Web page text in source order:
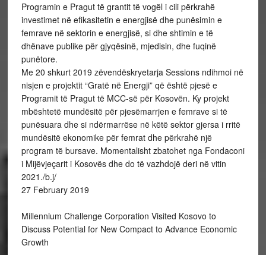
Programin e Pragut të grantit të vogël i cili përkrahë
investimet në efikasitetin e energjisë dhe punësimin e
femrave në sektorin e energjisë, si dhe shtimin e të
dhënave publike për gjyqësinë, mjedisin, dhe fuqinë
punëtore.
Me 20 shkurt 2019 zëvendëskryetarja Sessions ndihmoi në
nisjen e projektit “Gratë në Energji” që është pjesë e
Programit të Pragut të MCC-së për Kosovën. Ky projekt
mbështetë mundësitë për pjesëmarrjen e femrave si të
punësuara dhe si ndërmarrëse në këtë sektor gjersa i rritë
mundësitë ekonomike për femrat dhe përkrahë një
program të bursave. Momentalisht zbatohet nga Fondaconi
i Mijëvjeçarit i Kosovës dhe do të vazhdojë deri në vitin
2021./b.j/
27 February 2019
Millennium Challenge Corporation Visited Kosovo to
Discuss Potential for New Compact to Advance Economic
Growth